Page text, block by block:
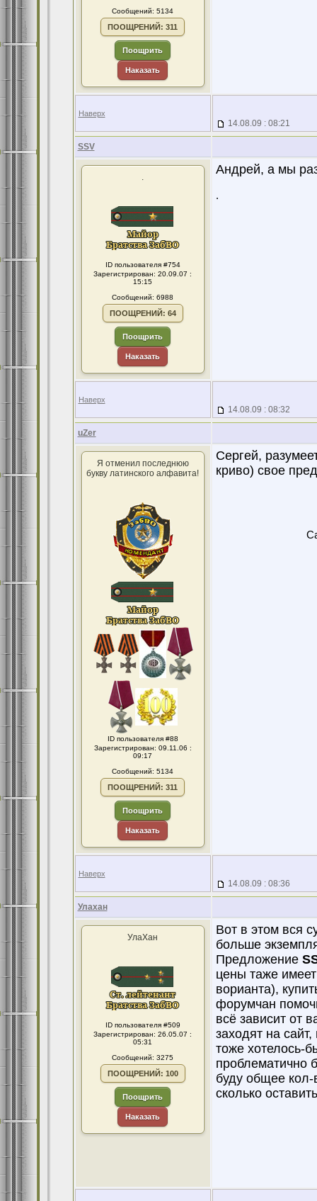
Сообщений: 5134
ПООЩРЕНИЙ: 311
Поощрить
Наказать
Наверх
14.08.09 : 08:21
SSV
.
ID пользователя #754
Зарегистрирован: 20.09.07 :
15:15
Сообщений: 6988
ПООЩРЕНИЙ: 64
Поощрить
Наказать
Андрей, а мы
.
Наверх
14.08.09 : 08:32
uZer
Я отменил последнюю
букву латинского алфавита!
ID пользователя #88
Зарегистрирован: 09.11.06 :
09:17
Сообщений: 5134
ПООЩРЕНИЙ: 311
Поощрить
Наказать
Сергей,
криво) свое
Наверх
14.08.09 : 08:36
Улахан
УлаХан
ID пользователя #509
Зарегистрирован: 26.05.07 :
05:31
Сообщений: 3275
ПООЩРЕНИЙ: 100
Поощрить
Наказать
Вот в этом вся
больше
Предложение
цены таже
ворианта),
форумчан
всё зависит от
заходят на
тоже хотелось-
проблематично
буду общее кол-
сколько